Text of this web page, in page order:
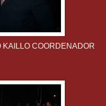
KAILLO COORDENADOR